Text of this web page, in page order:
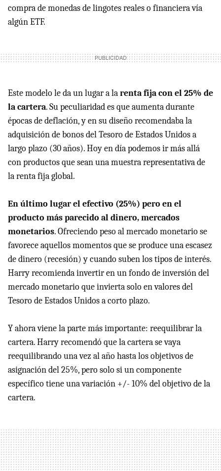
compra de monedas de lingotes reales o financiera vía
algún ETF.
Este modelo le da un lugar a larenta fija con el 25% de
la cartera. Su peculiaridad es que aumenta durante
épocas de deflación, y en su diseño recomendaba la
adquisición de bonos del Tesoro de Estados Unidos a
largo plazo (30 años). Hoy en día podemos ir más allá
con productos que sean una muestra representativa de
la renta fija global.
En último lugar el efectivo (25%) pero en el
producto más parecido al dinero, mercados
monetarios. Ofreciendo peso al mercado monetario se
favorece aquellos momentos que se produce una escasez
de dinero (recesión) y cuando suben los tipos de interés.
Harry recomienda invertir en un fondo de inversión del
mercado monetario que invierta solo en valores del
Tesoro de Estados Unidos a corto plazo.
Y ahora viene la parte más importante: reequilibrar la
cartera. Harry recomendó que la cartera se vaya
reequilibrando una vez al año hasta los objetivos de
asignación del 25%, pero solo si un componente
específico tiene una variación +/- 10% del objetivo de la
cartera.